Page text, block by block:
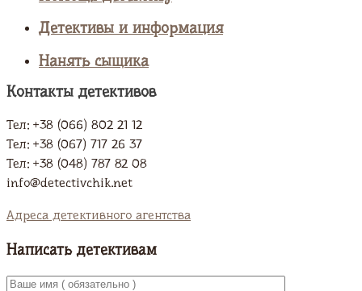
Детективы и информация
Нанять сыщика
Контакты детективов
Тел: +38 (066) 802 21 12
Тел: +38 (067) 717 26 37
Тел: +38 (048) 787 82 08
info@detectivchik.net
Адреса детективного агентства
Написать детективам